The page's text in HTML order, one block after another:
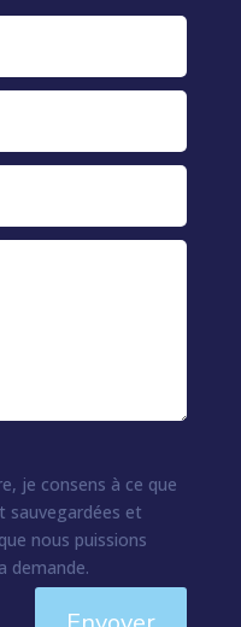
je consens à ce que
sauvegardées et
nous puissions
demande.